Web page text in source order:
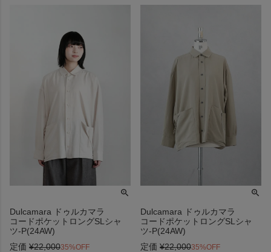
Dulcamara ドゥルカマラ
コードポケットロングSLシャ
ツ-P(24AW)
定価 ¥22,00035%OFF
Dulcamara ドゥルカマラ
コードポケットロングSLシャ
ツ-P(24AW)
定価 ¥22,00035%OFF